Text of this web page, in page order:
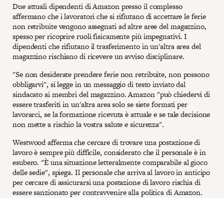
Due attuali dipendenti di Amazon presso il complesso
affermano che i lavoratori che si rifiutano di accettare le ferie
non retribuite vengono assegnati ad altre aree del magazzino,
spesso per ricoprire ruoli fisicamente più impegnativi. I
dipendenti che rifiutano il trasferimento in un'altra area del
magazzino rischiano di ricevere un avviso disciplinare.
"Se non desiderate prendere ferie non retribuite, non possono
obbligarvi", si legge in un messaggio di testo inviato dal
sindacato ai membri del magazzino. Amazon "può chiedervi di
essere trasferiti in un'altra area solo se siete formati per
lavorarci, se la formazione ricevuta è attuale e se tale decisione
non mette a rischio la vostra salute e sicurezza".
Westwood afferma che cercare di trovare una postazione di
lavoro è sempre più difficile, considerato che il personale è in
esubero. "È una situazione letteralmente comparabile al gioco
delle sedie", spiega. Il personale che arriva al lavoro in anticipo
per cercare di assicurarsi una postazione di lavoro rischia di
essere sanzionato per contravvenire alla politica di Amazon.